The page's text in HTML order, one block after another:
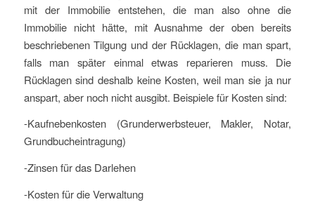
mit der Immobilie entstehen, die man also ohne die
Immobilie nicht hätte, mit Ausnahme der oben bereits
beschriebenen Tilgung und der Rücklagen, die man spart,
falls man später einmal etwas reparieren muss. Die
Rücklagen sind deshalb keine Kosten, weil man sie ja nur
anspart, aber noch nicht ausgibt. Beispiele für Kosten sind:
-Kaufnebenkosten (Grunderwerbsteuer, Makler, Notar,
Grundbucheintragung)
-Zinsen für das Darlehen
-Kosten für die Verwaltung